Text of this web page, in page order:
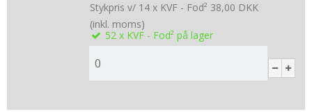
Stykpris v/ 14 x KVF - Fod² 38,00 DKK
(inkl. moms)
52 x KVF - Fod² på lager